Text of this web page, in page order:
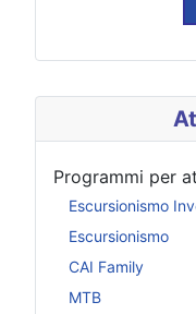
Programmi per
Escursionismo
Escursionismo
CAI Family
MTB